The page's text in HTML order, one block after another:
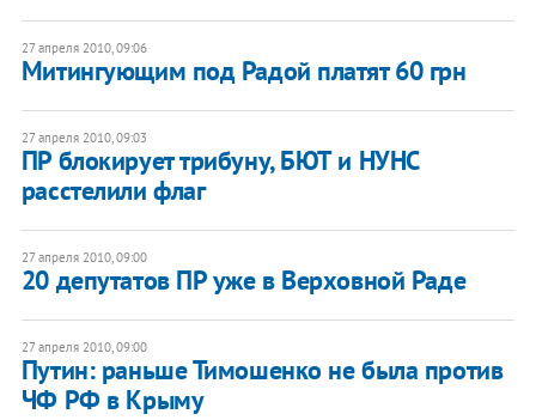
27 апреля 2010, 09:06
Митингующим под Радой платят 60 грн
27 апреля 2010, 09:03
ПР блокирует трибуну, БЮТ и НУНС
расстелили флаг
27 апреля 2010, 09:00
20 депутатов ПР уже в Верховной Раде
27 апреля 2010, 09:00
Путин: раньше Тимошенко не была против
ЧФ РФ в Крыму